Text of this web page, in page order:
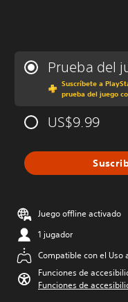
Prueba del
Suscríbete a
prueba del juego
US$9.99
Juego offline activado
1 jugador
Compatible con el Uso
Funciones de
Funciones de